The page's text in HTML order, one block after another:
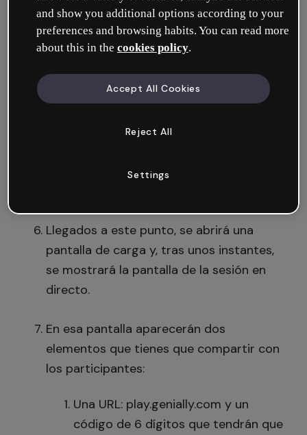
Se desplegará un menú con dos opciones:
Mostrar creación y En vivo
Haz clic en En vivo
Si es una creación que ya has presentado
pestaña con el
Llegados a este punto, se abrirá una
pantalla de carga y, tras unos instantes,
se mostrará la pantalla de la sesión en
directo.
En esa pantalla aparecerán dos
elementos que tienes que compartir con
los participantes:
Una URL: play.genially.com y un
código de 6 dígitos que tendrán que
and show you additional options according to your
preferences and browsing habits. You can read more
about this in the cookies policy.
Reject All
Accept All Cookies
Settings